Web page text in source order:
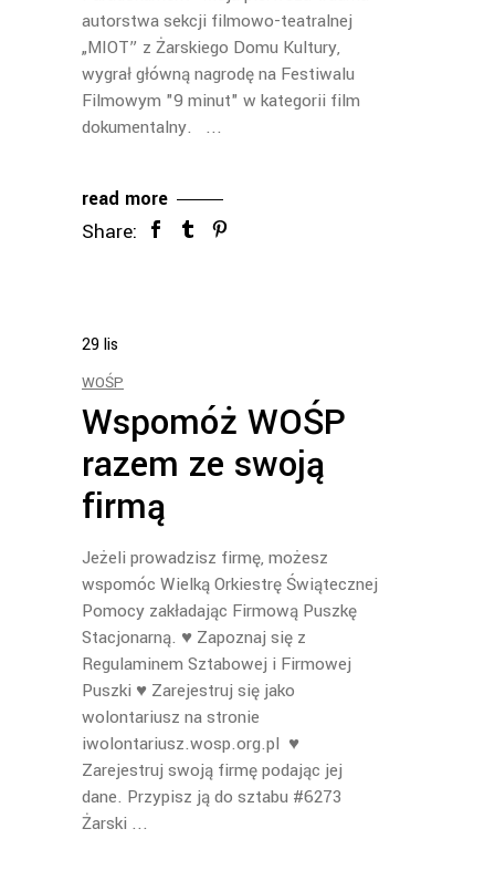
autorstwa sekcji filmowo-teatralnej
„MIOT” z Żarskiego Domu Kultury,
wygrał główną nagrodę na Festiwalu
Filmowym "9 minut" w kategorii film
dokumentalny.
read more
Share:
29lis
WOŚP
Wspomóż WOŚP
razem ze swoją
firmą
Jeżeli prowadzisz firmę, możesz
wspomóc Wielką Orkiestrę Świątecznej
Pomocy zakładając Firmową Puszkę
Stacjonarną. ♥ Zapoznaj się z
Regulaminem Sztabowej i Firmowej
Puszki ♥ Zarejestruj się jako
wolontariusz na stronie
iwolontariusz.wosp.org.pl ♥
Zarejestruj swoją firmę podając jej
dane. Przypisz ją do sztabu #6273
Żarski